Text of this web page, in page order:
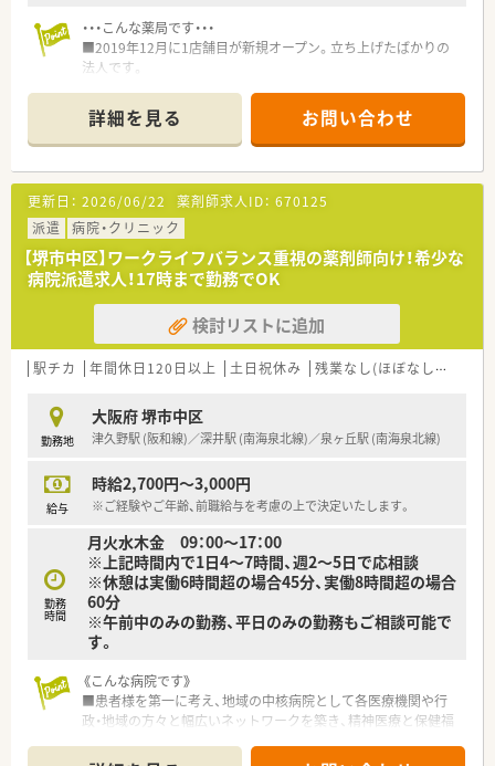
・・・こんな薬局です・・・
■2019年12月に1店舗目が新規オープン。立ち上げたばかりの
法人です。
役員など、将来的なキャリアパスが豊富です。
■社長は女性で、管理薬剤師として働いておられるため、経営者
との距離が近いです。
■社長自身がお子様もいらっしゃる事から、子育てし易い環境を
目指しておられます。
■借り上げ住宅相談可能です！ご相談ください。
詳細を見る お問い合わせ
更新日： 2026/06/22 薬剤師求人ID： 670125
派遣
病院・クリニック
【堺市中区】ワークライフバランス重視の薬剤師向け！希少な
病院派遣求人！17時まで勤務でOK
検討リストに追加
駅チカ 年間休日120日以上 土日祝休み 残業なし(ほぼなし含む)
勤務地
大阪府 堺市中区
津久野駅 (阪和線)／深井駅 (南海泉北線)／泉ヶ丘駅 (南海泉北線)
給与
時給2,700円～3,000円
※ご経験やご年齢、前職給与を考慮の上で決定いたします。
勤務
時間
月火水木金 09：00～17：00
※上記時間内で1日4～7時間、週2～5日で応相談
※休憩は実働6時間超の場合45分、実働8時間超の場合
60分
※午前中のみの勤務、平日のみの勤務もご相談可能で
す。
《こんな病院です》
■患者様を第一に考え、地域の中核病院として各医療機関や行
政・地域の方々と幅広いネットワークを築き、精神医療と保健福
■病床数約700床の精神科病院です。